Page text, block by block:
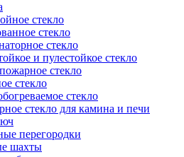
стекло
стекло
стекло
и пулестойкое стекло
стекло
стекло
стекло
стекло для камина и печи
перегородки
шахты